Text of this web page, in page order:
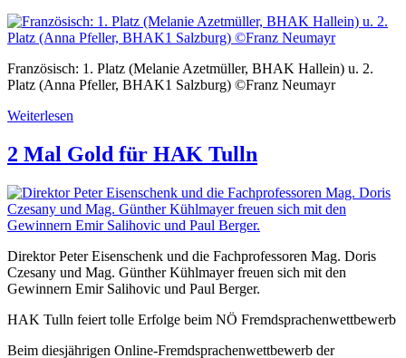
Französisch: 1. Platz (Melanie Azetmüller, BHAK Hallein) u. 2.
Platz (Anna Pfeller, BHAK1 Salzburg) ©Franz Neumayr
Weiterlesen
2 Mal Gold für HAK Tulln
Direktor Peter Eisenschenk und die Fachprofessoren Mag. Doris
Czesany und Mag. Günther Kühlmayer freuen sich mit den
Gewinnern Emir Salihovic und Paul Berger.
HAK Tulln feiert tolle Erfolge beim NÖ Fremdsprachenwettbewerb
Beim diesjährigen Online-Fremdsprachenwettbewerb der